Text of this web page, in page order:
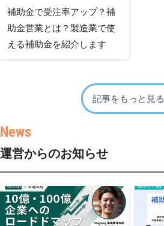
補助金で受注率アップ？補
助金営業とは？製造業で使
える補助金を紹介します
記事をもっと見る
運営からのお知らせ